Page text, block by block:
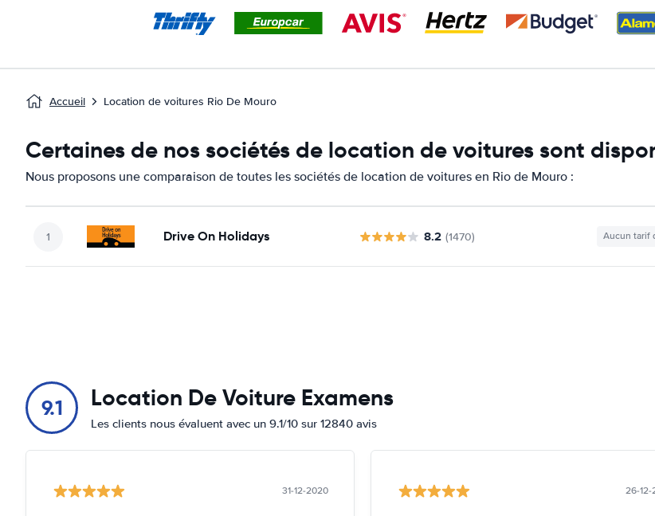
Accueil Location de voitures Rio De Mouro
Certaines de nos sociétés de location de voitures sont
Nous proposons une comparaison de toutes les sociétés de location de voitures en Rio de Mouro :
Drive On Holidays 8.2 (1470) Aucun tarif
9.1 Location De Voiture Examens
Les clients nous évaluent avec un 9.1/10 sur 12840 avis
31-12-2020 26-12-